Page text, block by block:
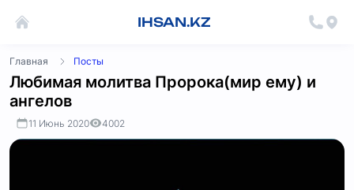
IHSAN.KZ
Главная Посты
Любимая молитва Пророка(мир ему) и
ангелов
11 Июнь 2020 4002